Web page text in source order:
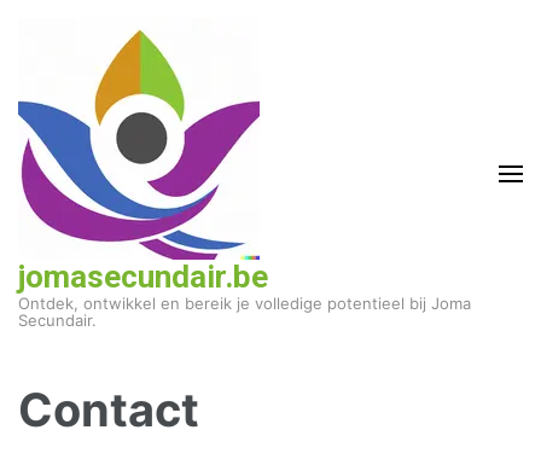
(druk
enter)
jomasecundair.be
Ontdek, ontwikkel en bereik je volledige potentieel bij Joma
Secundair.
Contact